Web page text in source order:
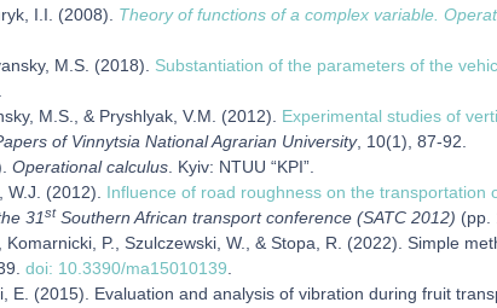
I.I. (2008). Theory of functions of a complex variable.
M.S. (2018). Substantiation of the parameters of the
M.S., & Pryshlyak, V.M. (2012). Experimental studies of
of Vinnytsia National Agrarian University, 10(1), 87-92.
Operational calculus . Kyiv: NTUU “KPI”.
W.J. (2012). Influence of road roughness on the transportation
31stSouthern African transport conference (SATC 2012) (pp.
Komarnicki, P., Szulczewski, W., & Stopa, R. (2022). Simple
doi: 10.3390/ma15010139
E. (2015). Evaluation and analysis of vibration during fruit